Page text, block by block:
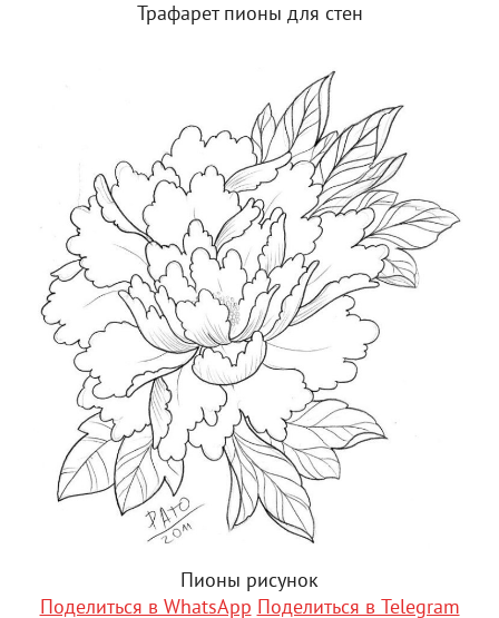
Трафарет пионы для стен
Пионы рисунок
Поделиться в WhatsApp Поделиться в Telegram